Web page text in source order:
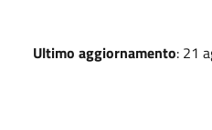
Ultimo aggiornamento: 21